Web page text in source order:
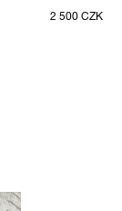
2 500 CZK